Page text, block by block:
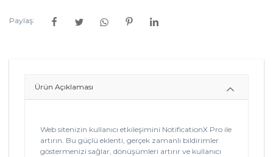
Paylaş:
Ürün Açıklaması
Web sitenizin kullanıcı etkileşimini NotificationX Pro ile
artırın. Bu güçlü eklenti, gerçek zamanlı bildirimler
göstermenizi sağlar, dönüşümleri artırır ve kullanıcı